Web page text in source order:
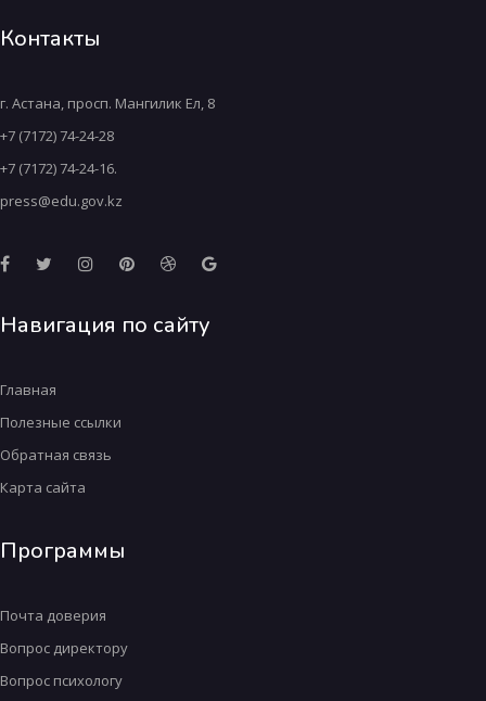
Контакты
г. Астана, просп. Мангилик Ел, 8
+7 (7172) 74-24-28
+7 (7172) 74-24-16.
press@edu.gov.kz
Навигация по сайту
Главная
Полезные ссылки
Обратная связь
Карта сайта
Программы
Почта доверия
Вопрос директору
Вопрос психологу